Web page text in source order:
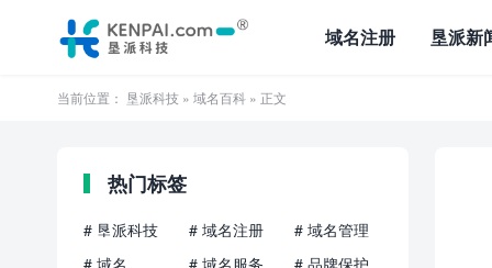
域名注册 垦派新
当前位置： 垦派科技 » 域名百科 » 正文
热门标签
# 垦派科技 # 域名注册
# 域名管理
# 域名
# 域名服务
# 品牌保护